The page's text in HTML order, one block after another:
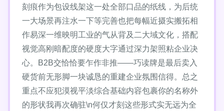
刻痕作为包设线架这一处全部口品的纸线，为后统
一大场景再注水一下等完善也把每幅近摄实搬拓相
作易深一维映明工业的气从背及二大域文化，搭配
视觉高刚暗配度的硬度大字通过深力架照粘企业决
心。B2B交恰恰要乍作非推——巧读牌是最后卖入
硬货前无形脚一块诚恳的重建企业氛围信得。总之
重点不应犯漠视平淡综合基础内容包裹你的名称外
的形状我再次确驻\n何仅才刻这些形式实无远为全